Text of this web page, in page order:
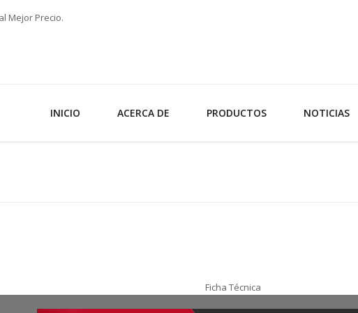
Mejor Precio.
INICIO ACERCA DE PRODUCTOS NOTICIAS
Ficha Técnica